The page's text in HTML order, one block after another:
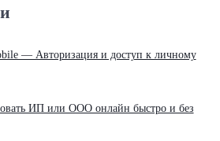
— Авторизация и доступ к личному
ИП или ООО онлайн быстро и без